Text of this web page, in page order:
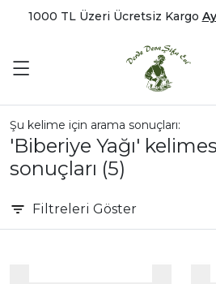
1000 TL Üzeri Ücretsiz Kargo
Şu kelime için arama sonuçları:
'Biberiye Yağı'
sonuçları (5)
Filtreleri Göster